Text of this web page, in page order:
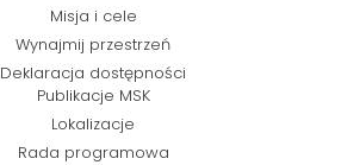
Misja i cele
Wynajmij przestrzeń
Deklaracja dostępności
Publikacje MSK
Lokalizacje
Rada programowa